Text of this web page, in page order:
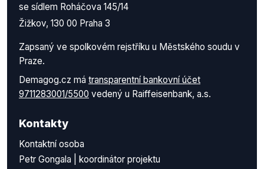
se sídlem Roháčova 145/14
Žižkov, 130 00 Praha 3
Zapsaný ve spolkovém rejstříku u Městského soudu v
Praze.
Demagog.cz má transparentní bankovní účet
9711283001/5500 vedený u Raiffeisenbank, a.s.
Kontakty
Kontaktní osoba
Petr Gongala | koordinátor projektu